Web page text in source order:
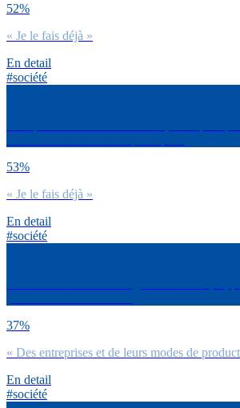
52%
« Je le fais déjà »
En detail
#société
53%
« Je le fais déjà »
En detail
#société
37%
« Des entreprises et de leurs modes de
En detail
#société